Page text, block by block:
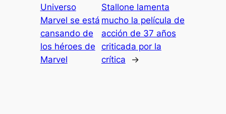
Universo
Marvel se está
cansando de
los héroes de
Marvel
Stallone lamenta
mucho la película de
acción de 37 años
criticada por la
crítica
→